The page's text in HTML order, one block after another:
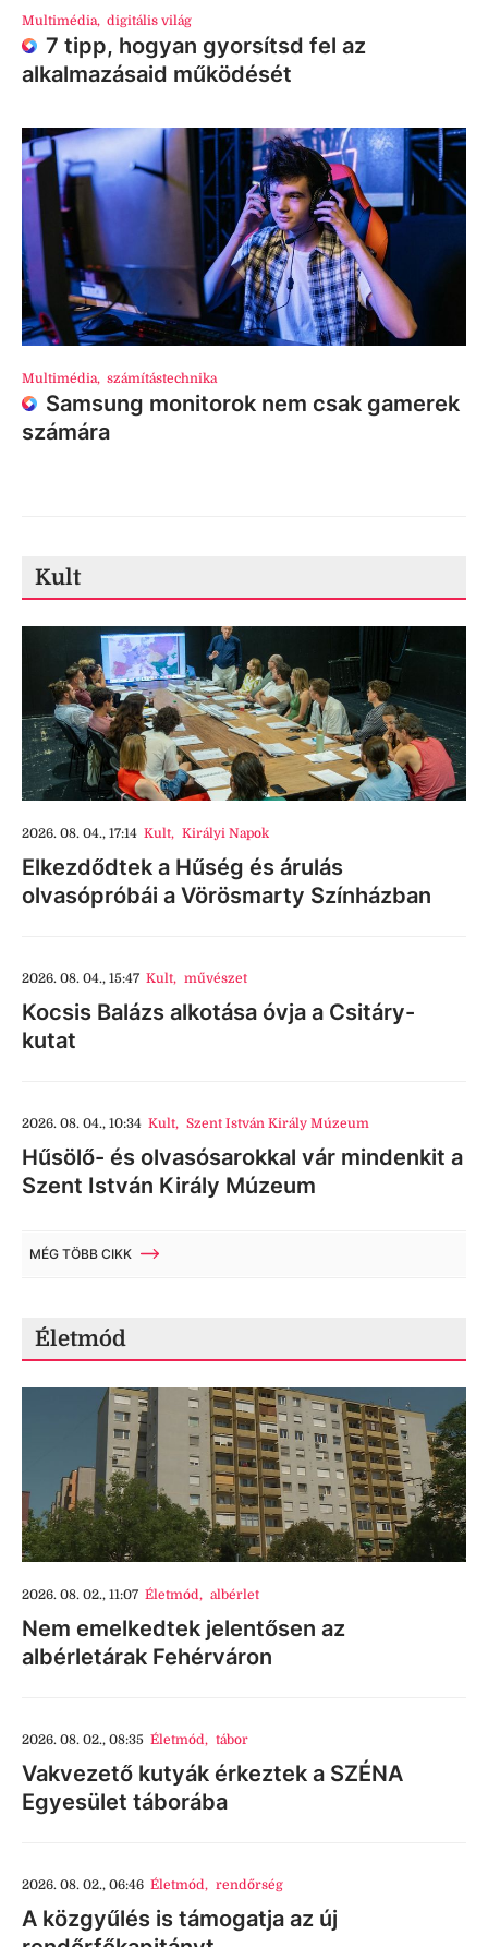
Multimédia, digitális világ
7 tipp, hogyan gyorsítsd fel az
alkalmazásaid működését
Multimédia, számítástechnika
Samsung monitorok nem csak gamerek
számára
Kult
2026. 08. 04., 17:14 Kult, Királyi Napok
Elkezdődtek a Hűség és árulás
olvasópróbái a Vörösmarty Színházban
2026. 08. 04., 15:47 Kult, művészet
Kocsis Balázs alkotása óvja a Csitáry-
kutat
2026. 08. 04., 10:34 Kult, Szent István Király Múzeum
Hűsölő- és olvasósarokkal vár mindenkit a
Szent István Király Múzeum
MÉG TÖBB CIKK
Életmód
2026. 08. 02., 11:07 Életmód, albérlet
Nem emelkedtek jelentősen az
albérletárak Fehérváron
2026. 08. 02., 08:35 Életmód, tábor
Vakvezető kutyák érkeztek a SZÉNA
Egyesület táborába
2026. 08. 02., 06:46 Életmód, rendőrség
A közgyűlés is támogatja az új